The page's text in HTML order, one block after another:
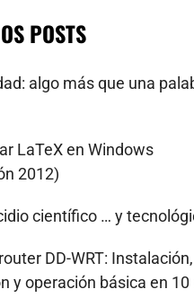
POSTS
algo más que una
LaTeX en Windows
2012)
científico … y
DD-WRT: Instalación,
y operación básica en 10